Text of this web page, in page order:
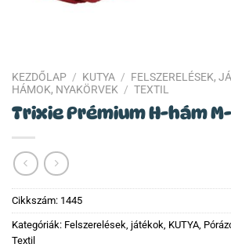
KEZDŐLAP / KUTYA / FELSZERELÉSEK,
HÁMOK, NYAKÖRVEK / TEXTIL
Trixie Prémium H-hám
Cikkszám: 1445
Kategóriák: Felszerelések, játékok, KUTYA,
Textil